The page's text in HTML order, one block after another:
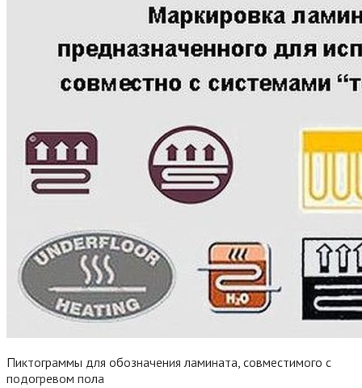
Пиктограммы для обозначения ламината, совместимого с
подогревом пола